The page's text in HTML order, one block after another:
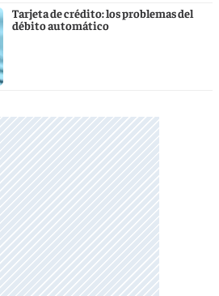
Tarjeta de crédito: los problemas del
débito automático